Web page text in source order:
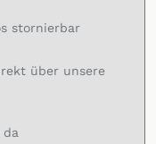
stornierbar
über unsere
da